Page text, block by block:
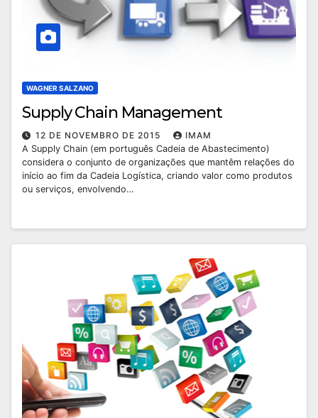
WAGNER SALZANO
Supply Chain Management
12 DE NOVEMBRO DE 2015
IMAM
A Supply Chain (em português Cadeia de Abastecimento)
considera o conjunto de organizações que mantêm relações do
início ao fim da Cadeia Logística, criando valor como produtos
ou serviços, envolvendo…